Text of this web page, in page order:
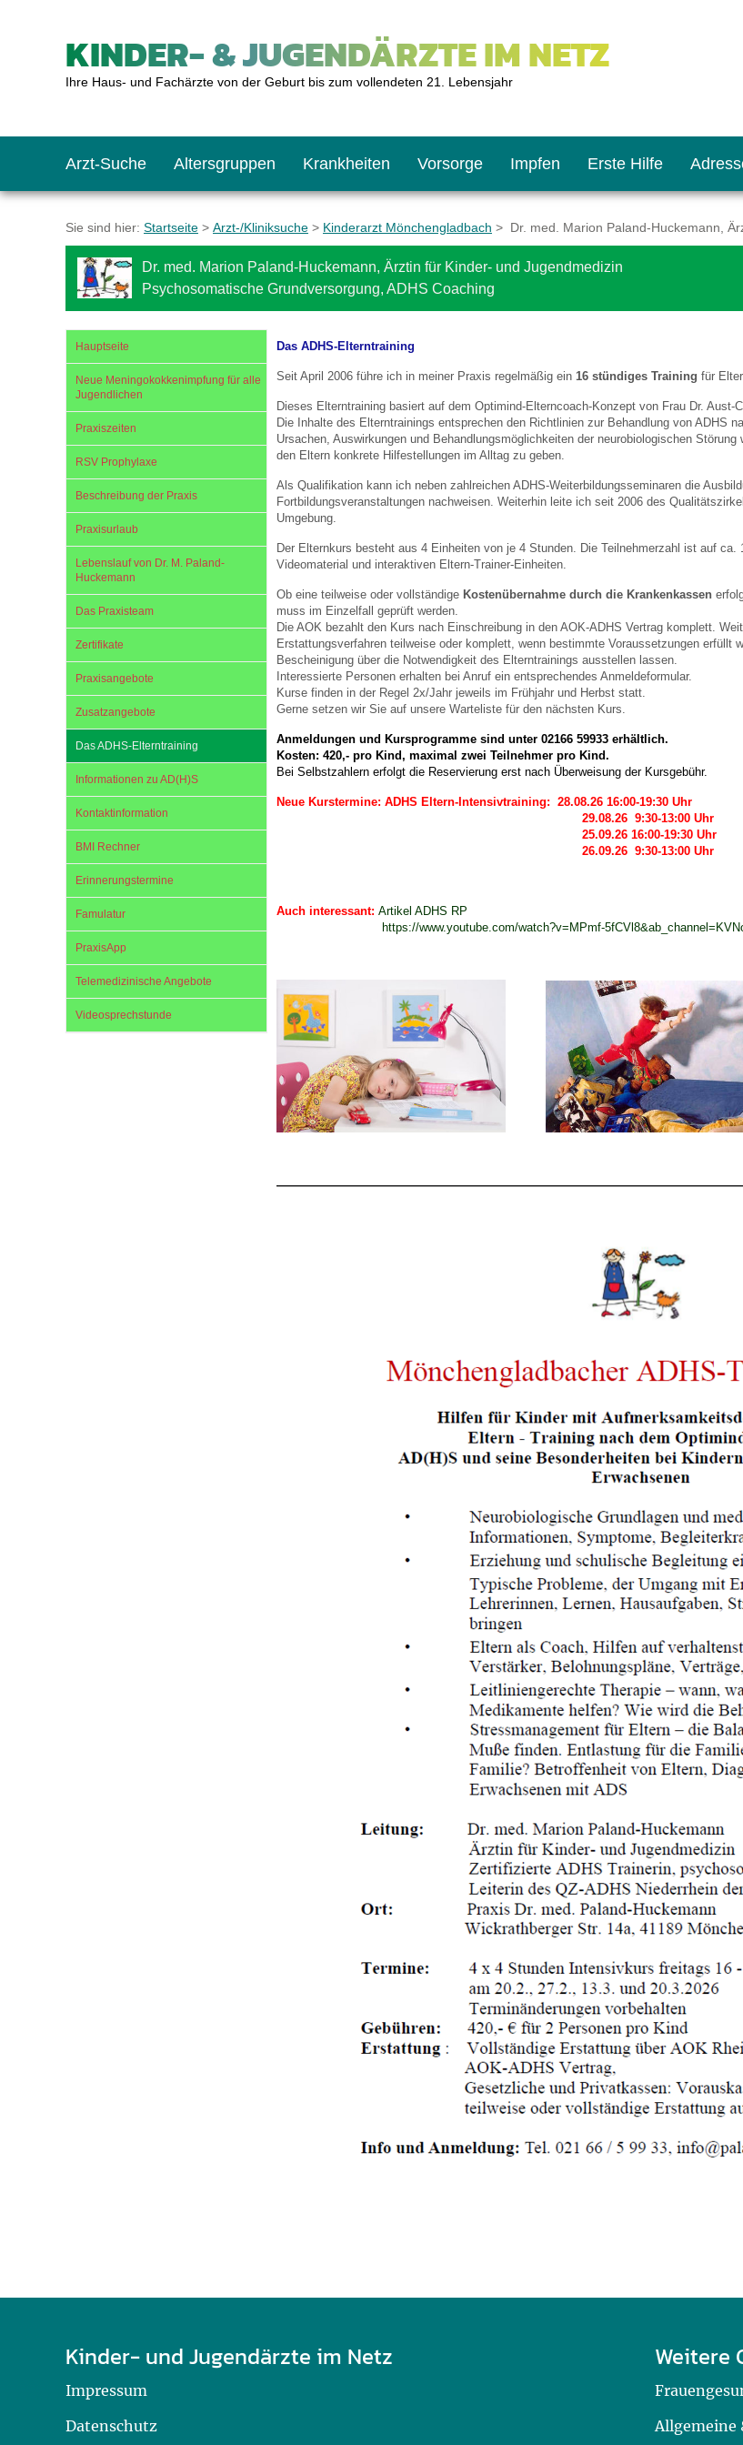
KINDER- & JUGENDÄRZTE IM NETZ
Ihre Haus- und Fachärzte von der Geburt bis zum vollendeten 21. Lebensjahr
Arzt-Suche Altersgruppen
Das erste Jahr
Kleinkinder
Schulkinder
Jugendliche
Krankheiten Vorsorge
Baby: U1 bis U6
Kleinkind: U7 bis U9
Schulkind: U10 bis U11
Teenager: J1 bis J2
Impfen
Impfkalender
Impfen: Wann und wie oft?
Was muss man beachten?
Impfreaktionen
Impfsicherheit
Häufige Fragen
Vorsorge- und Impferinnerung
Erste Hilfe
Notrufnummern
Giftnotruf
Hausapotheke
Sofortmaßnahmen
Notdienste
Notdienste
Sozialpädiatrie
Gesundheitsämter
Link-Tipps
BMI-Rechner
Körpergrößen-Rechner
Blutdruckrechner
Wachstum-Rechner
Empfehlungen zum Bildschirmmediengebrauch
Hörlexikon
Entwicklungskalender
Broschüren und Informationsflyer
Familienzeit gesund gestalten
Sie sind hier: Startseite > Arzt-/Kliniksuche > Kinderarzt Mönchengladbach > Dr. med. Marion Paland-Huckemann,
Dr. med. Marion Paland-Huckemann, Ärztin für Kinder- und Jugendmedizin
Psychosomatische Grundversorgung, ADHS Coaching
Hauptseite
Neue Meningokokkenimpfung für alle
Jugendlichen
Praxiszeiten
RSV Prophylaxe
Beschreibung der Praxis
Praxisurlaub
Lebenslauf von Dr. M. Paland-
Huckemann
Das Praxisteam
Zertifikate
Praxisangebote
Zusatzangebote
Das ADHS-Elterntraining
Informationen zu AD(H)S
Kontaktinformation
BMI Rechner
Erinnerungstermine
Famulatur
PraxisApp
Telemedizinische Angebote
Videosprechstunde
Das ADHS-Elterntraining
Seit April 2006 führe ich in meiner Praxis regelmäßig ein 16 stündiges Training für
Dieses Elterntraining basiert auf dem Optimind-Elterncoach-Konzept von Frau Dr.
Die Inhalte des Elterntrainings entsprechen den Richtlinien zur Behandlung von ADHS
Ursachen, Auswirkungen und Behandlungsmöglichkeiten der neurobiologischen
den Eltern konkrete Hilfestellungen im Alltag zu geben.
Als Qualifikation kann ich neben zahlreichen ADHS-Weiterbildungsseminaren die
Fortbildungsveranstaltungen nachweisen. Weiterhin leite ich seit 2006 des
Umgebung.
Der Elternkurs besteht aus 4 Einheiten von je 4 Stunden. Die Teilnehmerzahl ist auf
Videomaterial und interaktiven Eltern-Trainer-Einheiten.
Ob eine teilweise oder vollständige Kostenübernahme durch die Krankenkassen
muss im Einzelfall geprüft werden.
Die AOK bezahlt den Kurs nach Einschreibung in den AOK-ADHS Vertrag komplett.
Erstattungsverfahren teilweise oder komplett, wenn bestimmte Voraussetzungen
Bescheinigung über die Notwendigkeit des Elterntrainings ausstellen lassen.
Interessierte Personen erhalten bei Anruf ein entsprechendes Anmeldeformular.
Kurse finden in der Regel 2x/Jahr jeweils im Frühjahr und Herbst statt.
Gerne setzen wir Sie auf unsere Warteliste für den nächsten Kurs.
Anmeldungen und Kursprogramme sind unter 02166 59933 erhältlich.
Kosten: 420,- pro Kind, maximal zwei Teilnehmer pro Kind.
Bei Selbstzahlern erfolgt die Reservierung erst nach Überweisung der Kursgebühr.
Neue Kurstermine: ADHS Eltern-Intensivtraining: 28.08.26 16:00-19:30 Uhr
29.08.26 9:30-13:00 Uhr
25.09.26 16:00-19:30 Uhr
26.09.26 9:30-
Auch interessant: Artikel ADHS RP
https://www.youtube.com/watch?v=MPmf-
Kinder- und Jugendärzte im Netz
Impressum
Datenschutz
Weitere
Allgemeine